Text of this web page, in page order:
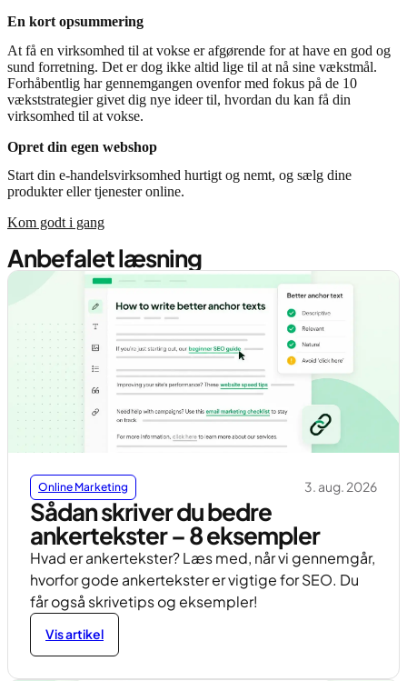
En kort opsummering
At få en virksomhed til at vokse er afgørende for at have en god og
sund forretning. Det er dog ikke altid lige til at nå sine vækstmål.
Forhåbentlig har gennemgangen ovenfor med fokus på de 10
vækststrategier givet dig nye ideer til, hvordan du kan få din
virksomhed til at vokse.
Opret din egen webshop
Start din e-handelsvirksomhed hurtigt og nemt, og sælg dine
produkter eller tjenester online.
Kom godt i gang
Anbefalet læsning
Online Marketing 3. aug. 2026
Sådan skriver du bedre
ankertekster – 8 eksempler
Hvad er ankertekster? Læs med, når vi gennemgår,
hvorfor gode ankertekster er vigtige for SEO. Du
får også skrivetips og eksempler!
Vis artikel